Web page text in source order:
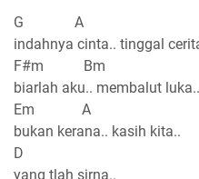
G A
indahnya cinta.. tinggal
F#m Bm
biarlah aku.. membalut luka..
Em A
bukan kerana.. kasih kita..
D
yang tlah sirna..